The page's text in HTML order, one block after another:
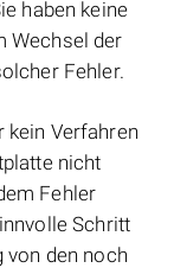
haben keine
Wechsel der
Fehler.
kein Verfahren
nicht
Fehler
Schritt
von den noch